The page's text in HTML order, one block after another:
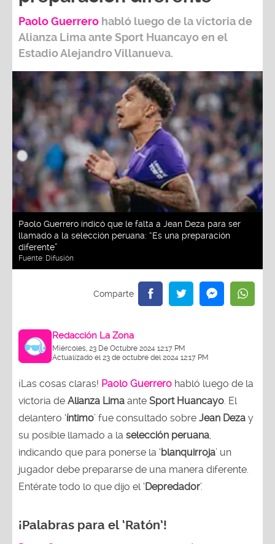
Paolo Guerrero habló luego de la victoria de
Alianza Lima ante Sport Huancayo en el
Estadio Alejandro Villanueva.
Paolo Guerrero indicó que le falta a Jean Deza para ser
llamado a la selección peruana: “Es una preparación
diferente”
Fuente: Difusión
Redacción La Zona
Miércoles, 23 De Octubre 2024 12:17 PM
Actualizado el 23 de octubre del 2024 12:17 PM
¡Las cosas claras! Paolo Guerrero habló luego de la
victoria de Alianza Lima ante Sport Huancayo . El
delantero ‘íntimo’ fue consultado sobre Jean Deza y
su posible llamado a la selección peruana
indicando que para ponerse la ‘blanquirroja’ un
jugador debe prepararse de una manera diferente.
Entérate todo lo que dijo el ‘Depredador’.
¡Palabras para el ‘Ratón’!